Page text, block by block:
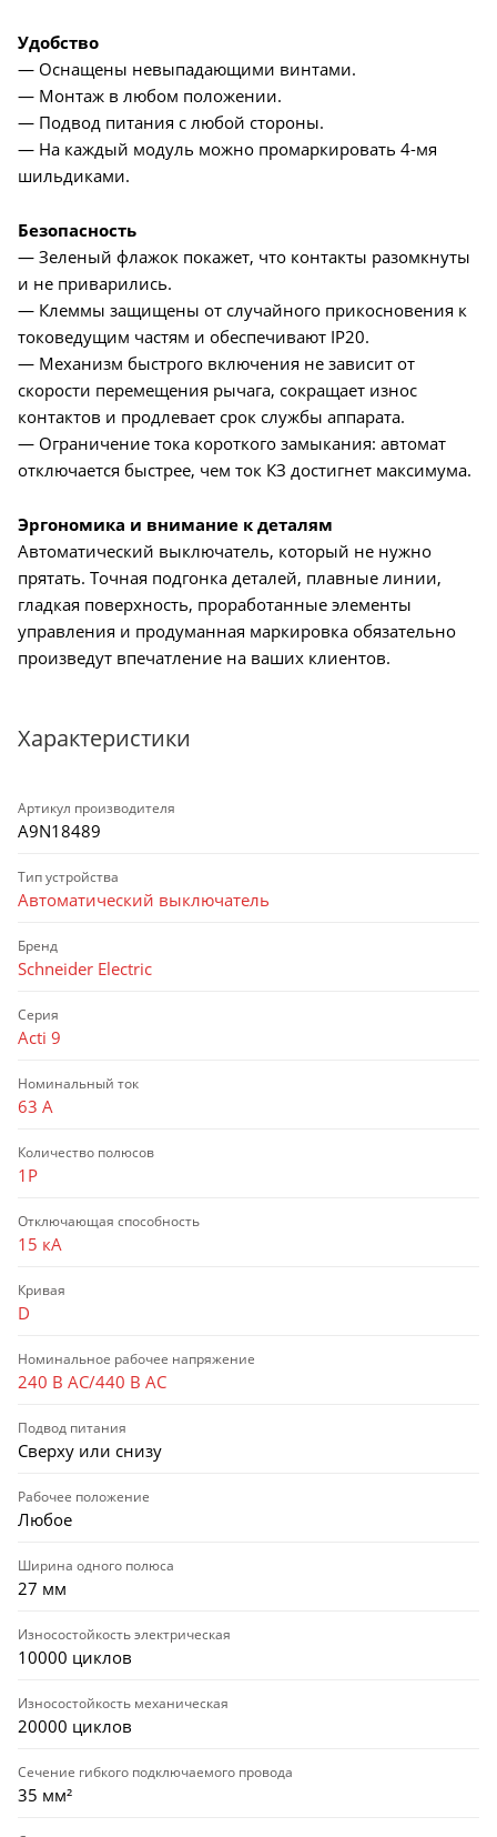
Удобство
— Оснащены невыпадающими винтами.
— Монтаж в любом положении.
— Подвод питания с любой стороны.
— На каждый модуль можно промаркировать 4-мя
шильдиками.
Безопасность
— Зеленый флажок покажет, что контакты разомкнуты
и не приварились.
— Клеммы защищены от случайного прикосновения к
токоведущим частям и обеспечивают IP20.
— Механизм быстрого включения не зависит от
скорости перемещения рычага, сокращает износ
контактов и продлевает срок службы аппарата.
— Ограничение тока короткого замыкания: автомат
отключается быстрее, чем ток КЗ достигнет максимума.
Эргономика и внимание к деталям
Автоматический выключатель, который не нужно
прятать. Точная подгонка деталей, плавные линии,
гладкая поверхность, проработанные элементы
управления и продуманная маркировка обязательно
произведут впечатление на ваших клиентов.
Характеристики
Артикул производителя
A9N18489
Тип устройства
Автоматический выключатель
Бренд
Schneider Electric
Серия
Acti 9
Номинальный ток
63 А
Количество полюсов
1P
Отключающая способность
15 кА
Кривая
D
Номинальное рабочее напряжение
240 В AC/440 В AC
Подвод питания
Сверху или снизу
Рабочее положение
Любое
Ширина одного полюса
27 мм
Износостойкость электрическая
10000 циклов
Износостойкость механическая
20000 циклов
Сечение гибкого подключаемого провода
35 мм²